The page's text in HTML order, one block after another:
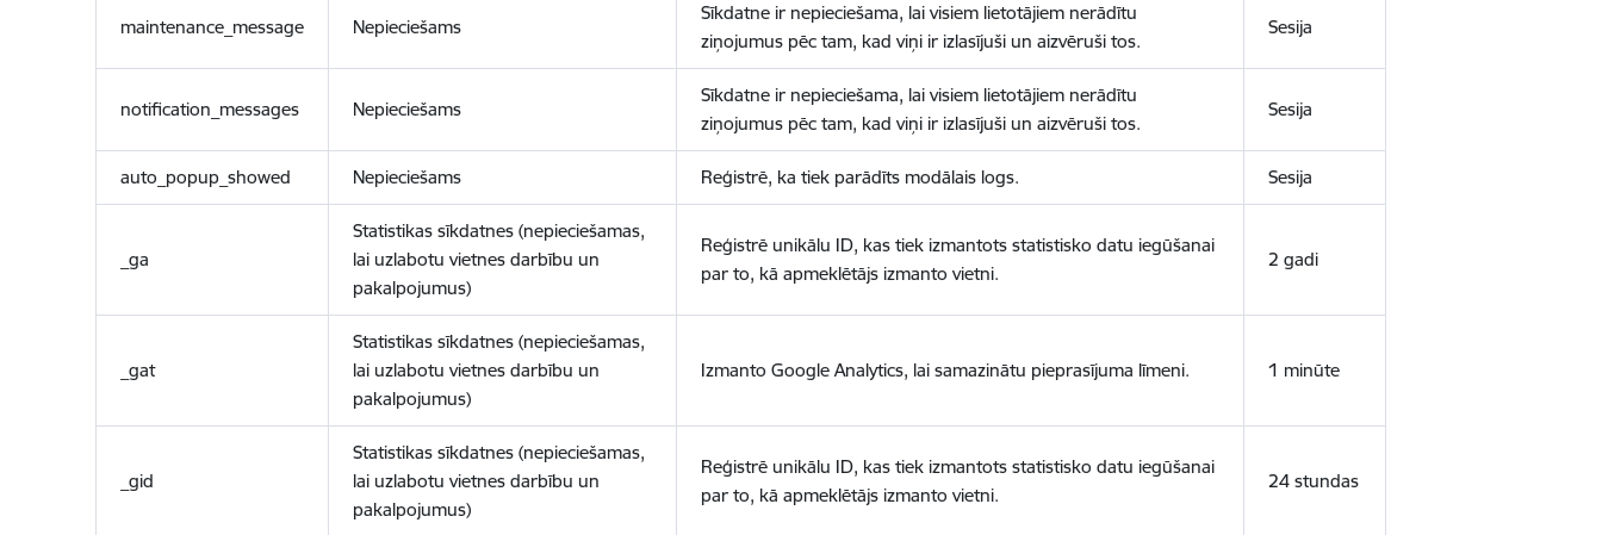
maintenance_message Nepieciešams
Sīkdatne ir nepieciešama, lai visiem lietotājiem nerādītu
ziņojumus pēc tam, kad viņi ir izlasījuši un aizvēruši tos.
Sesija
notification_messages Nepieciešams
Sīkdatne ir nepieciešama, lai visiem lietotājiem nerādītu
ziņojumus pēc tam, kad viņi ir izlasījuši un aizvēruši tos.
Sesija
auto_popup_showed Nepieciešams Reģistrē, ka tiek parādīts modālais logs. Sesija
_ga
Statistikas sīkdatnes (nepieciešamas,
lai uzlabotu vietnes darbību un
pakalpojumus)
Reģistrē unikālu ID, kas tiek izmantots statistisko datu iegūšanai
par to, kā apmeklētājs izmanto vietni.
2 gadi
_gat
Statistikas sīkdatnes (nepieciešamas,
lai uzlabotu vietnes darbību un
pakalpojumus)
Izmanto Google Analytics, lai samazinātu pieprasījuma līmeni. 1 minūte
_gid
Statistikas sīkdatnes (nepieciešamas,
lai uzlabotu vietnes darbību un
pakalpojumus)
Reģistrē unikālu ID, kas tiek izmantots statistisko datu iegūšanai
par to, kā apmeklētājs izmanto vietni.
24 stundas